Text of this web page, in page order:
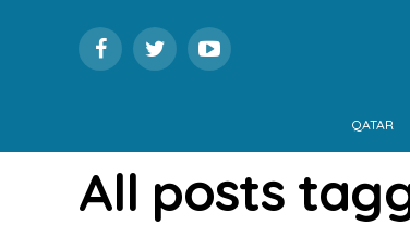
QATAR
All posts